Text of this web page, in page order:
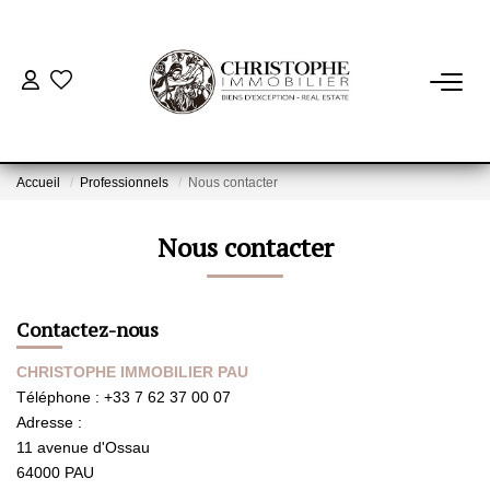
ACHETER
BIENS VENDUS
VENDRE
Notre Équipe
Accueil Professionnels Nous contacter
Nous contacter
Contactez-nous
CHRISTOPHE IMMOBILIER PAU
Téléphone : +33 7 62 37 00 07
Adresse :
11 avenue d'Ossau
64000 PAU